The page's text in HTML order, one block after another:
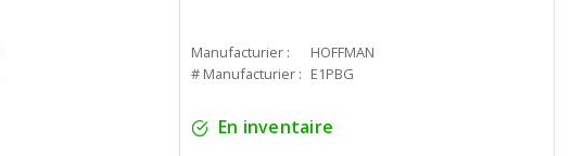
Manufacturier :
HOFFMAN
# Manufacturier : E1PBG
En inventaire